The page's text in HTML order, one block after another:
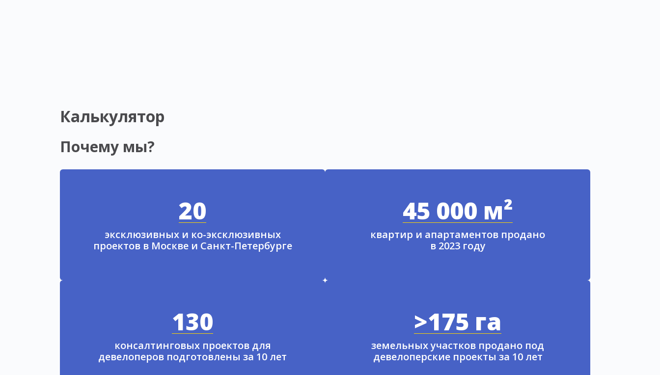
Калькулятор
Почему мы?
20
эксклюзивных и ко-эксклюзивных
проектов в Москве и Санкт-Петербурге
45 000 м²
квартир и апартаментов продано
в 2023 году
130
консалтинговых проектов для
девелоперов подготовлены за 10 лет
>175 га
земельных участков продано под
девелоперские проекты за 10 лет